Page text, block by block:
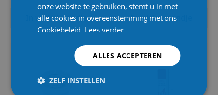
In winkelmandje In winkelmandje
onze website te gebruiken, stemt u in met
alle cookies in overeenstemming met ons
Cookiebeleid. Lees verder
ALLES ACCEPTEREN
ZELF INSTELLEN